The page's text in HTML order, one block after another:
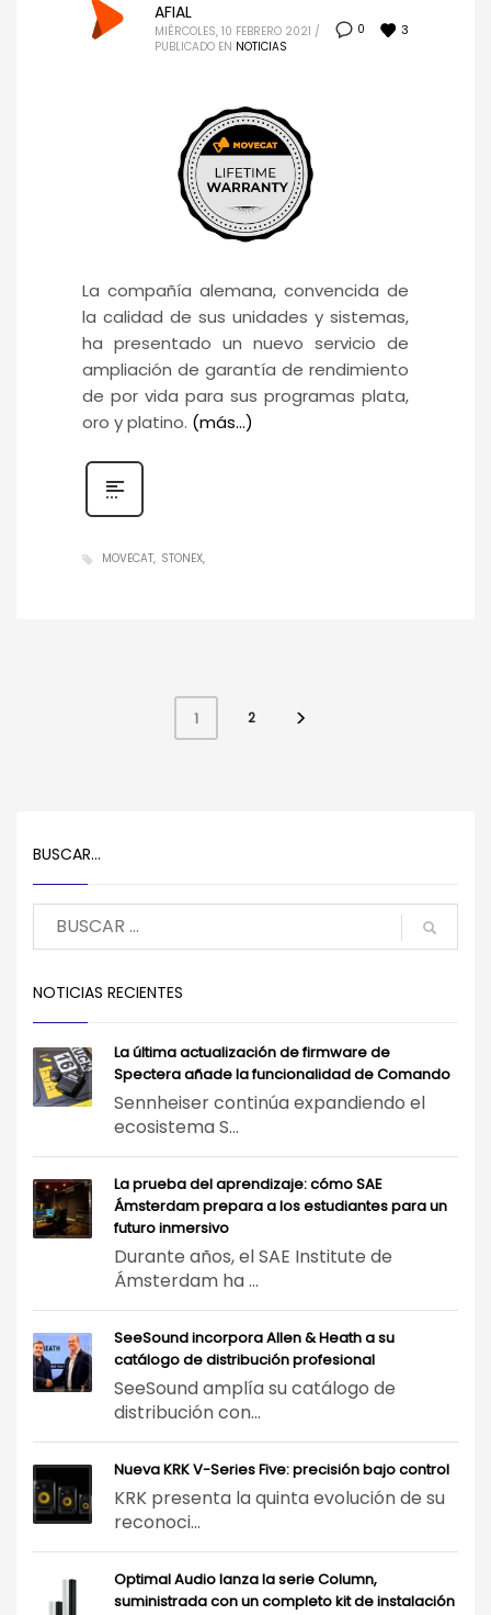
0 3
AFIAL
MIÉRCOLES, 10 FEBRERO 2021 /
PUBLICADO EN NOTICIAS
La compañía alemana, convencida de
la calidad de sus unidades y sistemas,
ha presentado un nuevo servicio de
ampliación de garantía de rendimiento
de por vida para sus programas plata,
oro y platino. (más…)
MOVECAT STONEX
1 2
BUSCAR…
NOTICIAS RECIENTES
La última actualización de firmware de
Spectera añade la funcionalidad de Comando
Sennheiser continúa expandiendo el
ecosistema S...
La prueba del aprendizaje: cómo SAE
Ámsterdam prepara a los estudiantes para un
futuro inmersivo
Durante años, el SAE Institute de
Ámsterdam ha ...
SeeSound incorpora Allen & Heath a su
catálogo de distribución profesional
SeeSound amplía su catálogo de
distribución con...
Nueva KRK V-Series Five: precisión bajo control
KRK presenta la quinta evolución de su
reconoci...
Optimal Audio lanza la serie Column,
suministrada con un completo kit de instalación